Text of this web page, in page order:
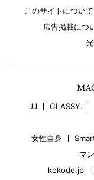
このサイトについて
広告掲載につ
JJ CLASSY.
女性自身
マ
kokode.jp